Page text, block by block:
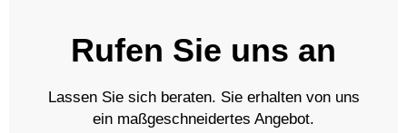
Rufen Sie uns an
Lassen Sie sich beraten. Sie erhalten von uns
ein maßgeschneidertes Angebot.